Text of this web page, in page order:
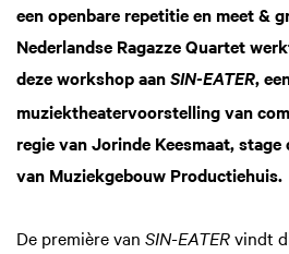
een openbare repetitie en meet &
Nederlandse Ragazze Quartet
deze workshop aan SIN-EATER,
muziektheatervoorstelling van
regie van Jorinde Keesmaat,
van Muziekgebouw Productiehuis.
De première van SIN-EATERvindt